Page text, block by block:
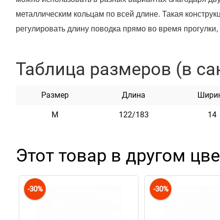
металлическим кольцам по всей длине. Такая
регулировать длину поводка прямо во время
Регулировка длины: можно сделать поводок
отдельному ошейнику.
собакой, не держа поводок в руках.
Фиксация собаки: поводок можно временно
другому объекту.
Таблица размеров (в
Размер Длина
M 122/183 14
Этот товар в другом
-30% -30%